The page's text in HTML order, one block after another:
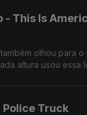
- This Is
olhou para o
altura usou essa
Police Truck